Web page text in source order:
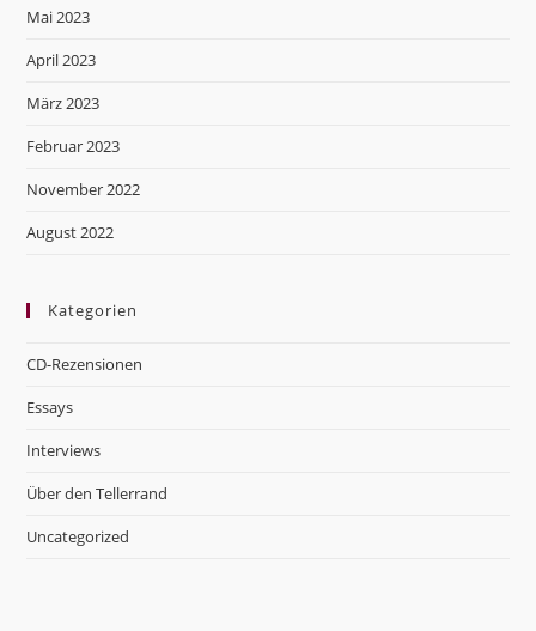
Mai 2023
April 2023
März 2023
Februar 2023
November 2022
August 2022
Kategorien
CD-Rezensionen
Essays
Interviews
Über den Tellerrand
Uncategorized